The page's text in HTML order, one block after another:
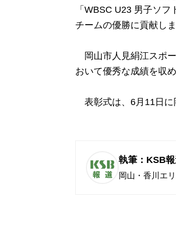
「WBSC U23 男子ソ
チームの優勝に貢献しま
岡山市人見絹江スポ
おいて優秀な成績を収
表彰式は、6月11日に
執筆：KSB
岡山・香川エ